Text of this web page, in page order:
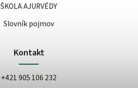
ŠKOLA AJURVÉDY
Slovník pojmov
Kontakt
+421 905 106 232